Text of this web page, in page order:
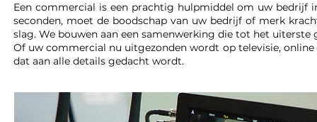
Een commercial is een prachtig hulpmiddel om uw bedrijf
seconden, moet de boodschap van uw bedrijf of merk
slag. We bouwen aan een samenwerking die tot het
Of uw commercial nu uitgezonden wordt op televisie,
dat aan alle details gedacht wordt.